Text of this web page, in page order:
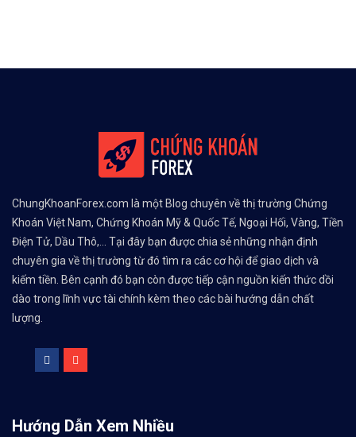
ChungKhoanForex.com là một Blog chuyên về thị trường Chứng
Khoán Việt Nam, Chứng Khoán Mỹ & Quốc Tế, Ngoại Hối, Vàng, Tiền
Điện Tử, Dầu Thô,... Tại đây bạn được chia sẻ những nhận định
chuyên gia về thị trường từ đó tìm ra các cơ hội để giao dịch và
kiếm tiền. Bên cạnh đó bạn còn được tiếp cận nguồn kiến thức dồi
dào trong lĩnh vực tài chính kèm theo các bài hướng dẫn chất
lượng.
Hướng Dẫn Xem Nhiều